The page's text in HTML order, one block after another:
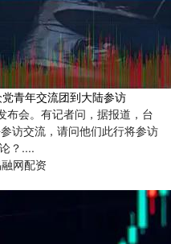
青年交流团到大陆参访
布会。有记者问，据报道，台
访交流，请问他们此行将参访
？....
网配资